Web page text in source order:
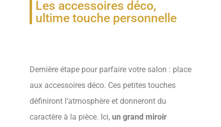
Les accessoires déco,
ultime touche personnelle
Dernière étape pour parfaire votre salon : place
aux accessoires déco. Ces petites touches
définiront l’atmosphère et donneront du
caractère à la pièce. Ici, un grand miroir